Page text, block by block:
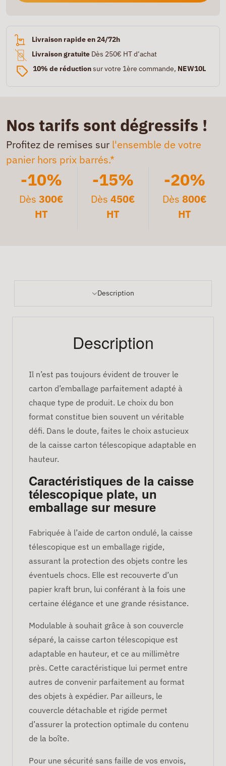
Livraison rapide en 24/72h
Livraison gratuite Dès 250€ HT d’achat
10% de réductionsur votre 1ère commande, NEW10L
Nos tarifs sont dégressifs !
Profitez de remises sur l'ensemble de votre
panier hors prix barrés.*
-10%
Dès300€
HT
-15%
Dès 450€
HT
-20%
Dès 800€
HT
Description
Description
Il n’est pas toujours évident de trouver le
carton d’emballage parfaitement adapté à
chaque type de produit. Le choix du bon
format constitue bien souvent un véritable
défi. Dans le doute, faites le choix astucieux
de la caisse carton télescopique adaptable en
hauteur.
Caractéristiques de la caisse
télescopique plate, un
emballage sur mesure
Fabriquée à l’aide de carton ondulé, la caisse
télescopique est un emballage rigide,
assurant la protection des objets contre les
éventuels chocs. Elle est recouverte d’un
papier kraft brun, lui conférant à la fois une
certaine élégance et une grande résistance.
Modulable à souhait grâce à son couvercle
séparé, la caisse carton télescopique est
adaptable en hauteur, et ce au millimètre
près. Cette caractéristique lui permet entre
autres de convenir parfaitement au format
des objets à expédier. Par ailleurs, le
couvercle détachable et rigide permet
d’assurer la protection optimale du contenu
de la boîte.
Pour une sécurité sans faille de vos envois,